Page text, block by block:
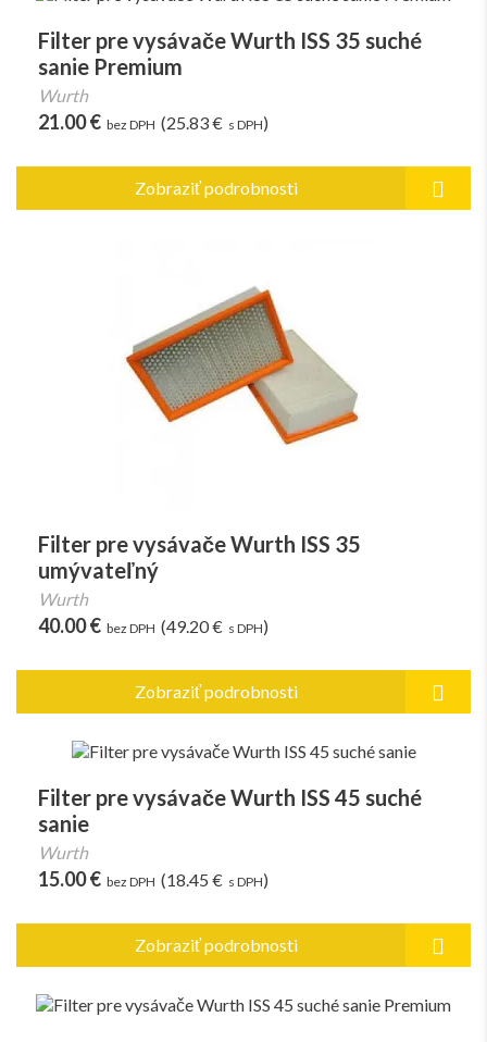
Filter pre vysávače Wurth ISS 35 suché
sanie Premium
Wurth
21.00 € bez DPH (25.83 € s DPH)
Zobraziť podrobnosti
Filter pre vysávače Wurth ISS 35
umývateľný
Wurth
40.00 € bez DPH (49.20 € s DPH)
Zobraziť podrobnosti
Filter pre vysávače Wurth ISS 45 suché
sanie
Wurth
15.00 € bez DPH (18.45 € s DPH)
Zobraziť podrobnosti